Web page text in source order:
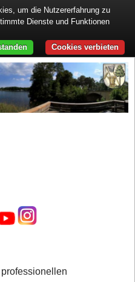
um die Nutzererfahrung zu
Dienste und Funktionen
Cookies verbieten